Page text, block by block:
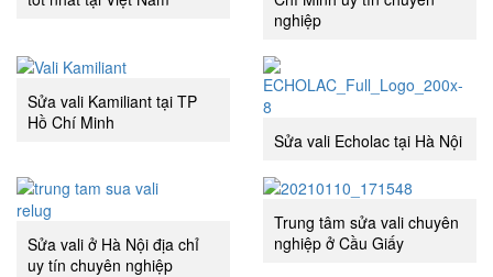
nghiệp
Sửa vali Kamiliant tại TP
Hồ Chí Minh
Sửa vali Echolac tại Hà Nội
Sửa vali ở Hà Nội địa chỉ
uy tín chuyên nghiệp
Trung tâm sửa vali chuyên
nghiệp ở Cầu Giấy